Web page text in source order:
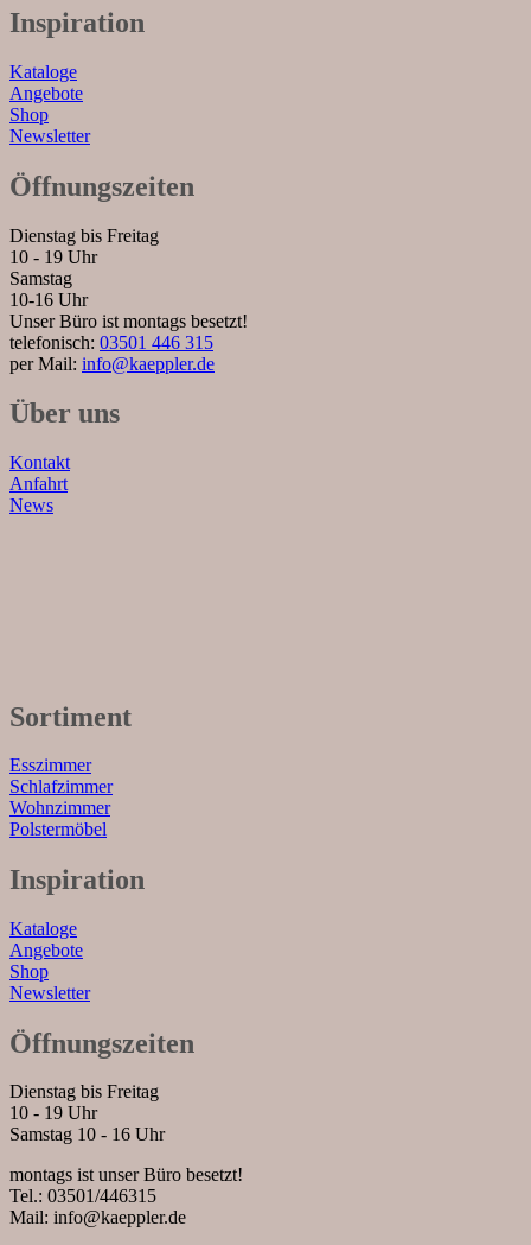
Inspiration
Kataloge
Angebote
Shop
Newsletter
Öffnungszeiten
Dienstag bis Freitag
10 - 19 Uhr
Samstag
10-16 Uhr
Unser Büro ist montags besetzt!
telefonisch: 03501 446 315
per Mail: info@kaeppler.de
Über uns
Kontakt
Anfahrt
News
Sortiment
Esszimmer
Schlafzimmer
Wohnzimmer
Polstermöbel
Inspiration
Kataloge
Angebote
Shop
Newsletter
Öffnungszeiten
Dienstag bis Freitag
10 - 19 Uhr
Samstag 10 - 16 Uhr
montags ist unser Büro besetzt!
Tel.: 03501/446315
Mail: info@kaeppler.de